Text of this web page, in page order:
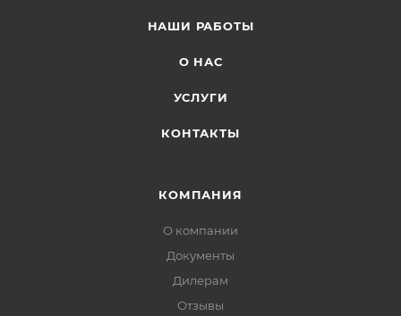
НАШИ РАБОТЫ
О НАС
УСЛУГИ
КОНТАКТЫ
КОМПАНИЯ
О компании
Документы
Дилерам
Отзывы